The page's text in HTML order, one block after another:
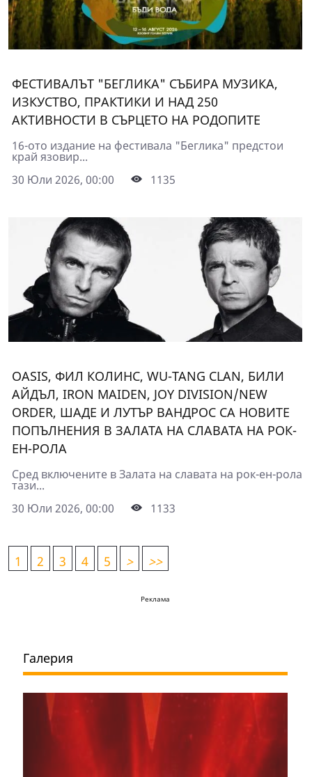
ФЕСТИВАЛЪТ "БЕГЛИКА" СЪБИРА МУЗИКА,
ИЗКУСТВО, ПРАКТИКИ И НАД 250
АКТИВНОСТИ В СЪРЦЕТО НА РОДОПИТЕ
16-ото издание на фестивала "Беглика" предстои
край язовир...
30 Юли 2026, 00:00
1135
OASIS, ФИЛ КОЛИНС, WU-TANG CLAN, БИЛИ
АЙДЪЛ, IRON MAIDEN, JOY DIVISION/NEW
ORDER, ШАДЕ И ЛУТЪР ВАНДРОС СА НОВИТЕ
ПОПЪЛНЕНИЯ В ЗАЛАТА НА СЛАВАТА НА РОК-
ЕН-РОЛА
Сред включените в Залата на славата на рок-ен-рола
тази...
30 Юли 2026, 00:00
1133
1 2 3 4 5 > >>
Реклама
Галерия